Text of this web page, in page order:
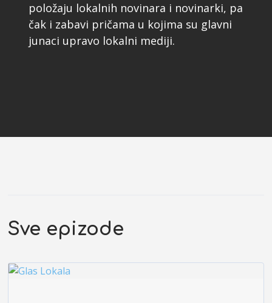
položaju lokalnih novinara i novinarki, pa
čak i zabavi pričama u kojima su glavni
junaci upravo lokalni mediji.
Sve epizode